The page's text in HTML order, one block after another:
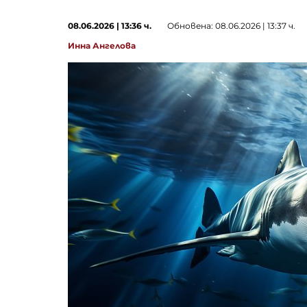
08.06.2026 | 13:36 ч.
Обновена: 08.06.2026 | 13:37 ч.
Инна Ангелова